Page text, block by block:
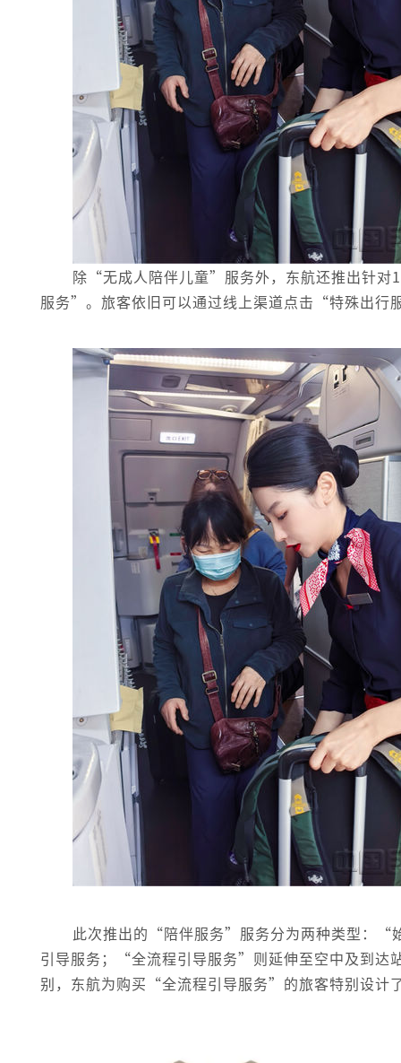
除“无成人陪伴儿童”服务外，东航还推出针
服务”。旅客依旧可以通过线上渠道点击“特殊出
此次推出的“陪伴服务”服务分为两种类型：“
引导服务；“全流程引导服务”则延伸至空中及到达
别，东航为购买“全流程引导服务”的旅客特别设计